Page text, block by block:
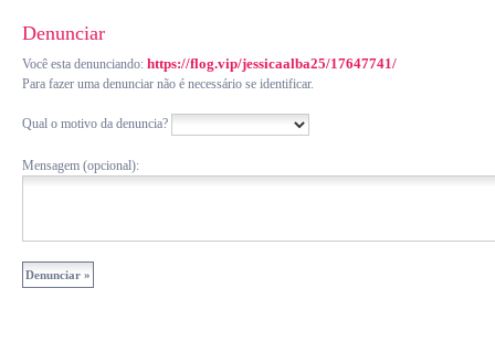
Denunciar
Você esta denunciando: https://flog.vip/jessicaalba25/17647741/
Para fazer uma denunciar não é necessário se identificar.
Qual o motivo da denuncia?
Mensagem (opcional):